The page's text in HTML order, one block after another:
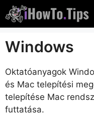
Ugrás
tartalomra
Windows
Oktatóanyagok
és Mac telepítési
telepítése Mac
futtatása.